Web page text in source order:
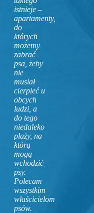
istnieje –
apartamenty,
do
których
możemy
zabrać
psa, żeby
nie
musiał
cierpieć u
obcych
ludzi, a
do tego
niedaleko
plaży, na
którą
mogą
wchodzić
psy.
Polecam
wszystkim
właścicielom
psów.